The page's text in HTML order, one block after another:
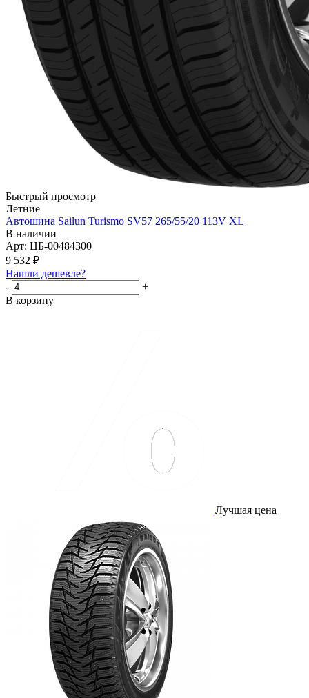
Быстрый просмотр
Летние
Автошина Sailun Turismo SV57 265/55/20 113V XL
В наличии
Арт: ЦБ-00484300
9 532 ₽
Нашли дешевле?
-
+
В корзину
Лучшая цена